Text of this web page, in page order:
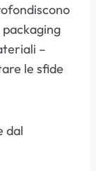
–
le sfide
dal